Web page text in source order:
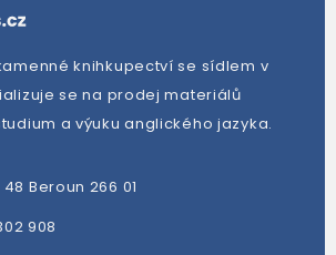
knihkupectví se sídlem v
se na prodej materiálů
a výuku anglického jazyka.
Beroun 266 01
908